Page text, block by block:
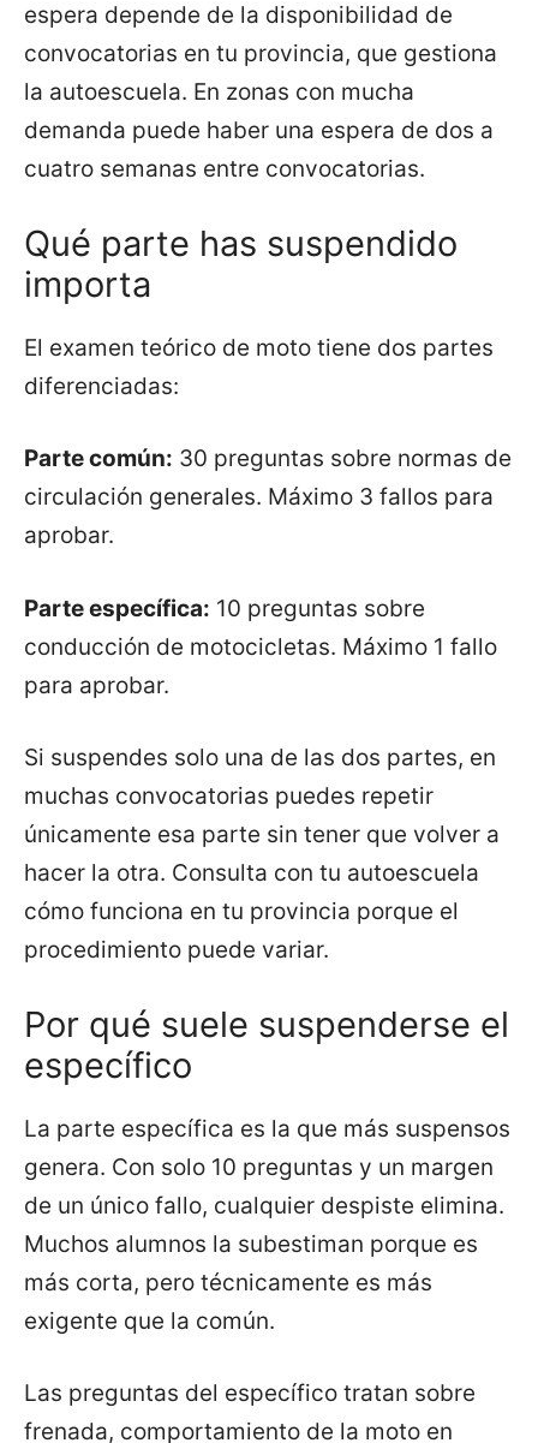
espera depende de la disponibilidad de
convocatorias en tu provincia, que gestiona
la autoescuela. En zonas con mucha
demanda puede haber una espera de dos a
cuatro semanas entre convocatorias.
Qué parte has suspendido
importa
El examen teórico de moto tiene dos partes
diferenciadas:
Parte común: 30 preguntas sobre normas de
circulación generales. Máximo 3 fallos para
aprobar.
Parte específica: 10 preguntas sobre
conducción de motocicletas. Máximo 1 fallo
para aprobar.
Si suspendes solo una de las dos partes, en
muchas convocatorias puedes repetir
únicamente esa parte sin tener que volver a
hacer la otra. Consulta con tu autoescuela
cómo funciona en tu provincia porque el
procedimiento puede variar.
Por qué suele suspenderse el
específico
La parte específica es la que más suspensos
genera. Con solo 10 preguntas y un margen
de un único fallo, cualquier despiste elimina.
Muchos alumnos la subestiman porque es
más corta, pero técnicamente es más
exigente que la común.
Las preguntas del específico tratan sobre
frenada, comportamiento de la moto en